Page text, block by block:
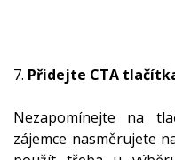
7. Přidejte CTA
Nezapomínejte na
zájemce nasměrujete